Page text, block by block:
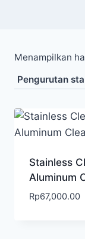
Menampilkan
Stainless
Aluminum
Rp67,000.00